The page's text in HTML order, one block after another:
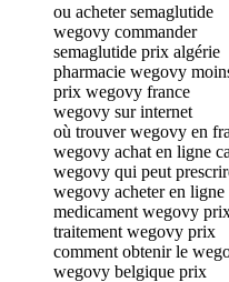
ou acheter semaglutide
wegovy commander
semaglutide prix algérie
pharmacie wegovy
prix wegovy france
wegovy sur internet
où trouver wegovy en
wegovy achat en ligne
wegovy qui peut
wegovy acheter en ligne
medicament wegovy
traitement wegovy prix
comment obtenir le
wegovy belgique prix